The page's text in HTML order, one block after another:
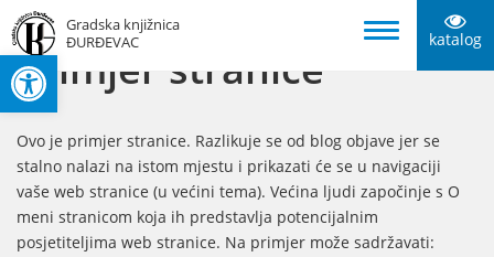
Open toolbar
Gradska knjižnica
ĐURĐEVAC
katalog
Primjer stranice
Ovo je primjer stranice. Razlikuje se od blog objave jer se
stalno nalazi na istom mjestu i prikazati će se u navigaciji
vaše web stranice (u većini tema). Većina ljudi započinje s O
meni stranicom koja ih predstavlja potencijalnim
posjetiteljima web stranice. Na primjer može sadržavati: